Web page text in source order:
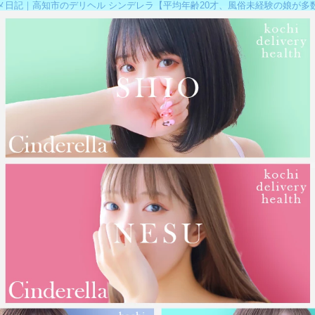
日記｜高知市のデリヘル シンデレラ【平均年齢20才、風俗未経験の娘が多